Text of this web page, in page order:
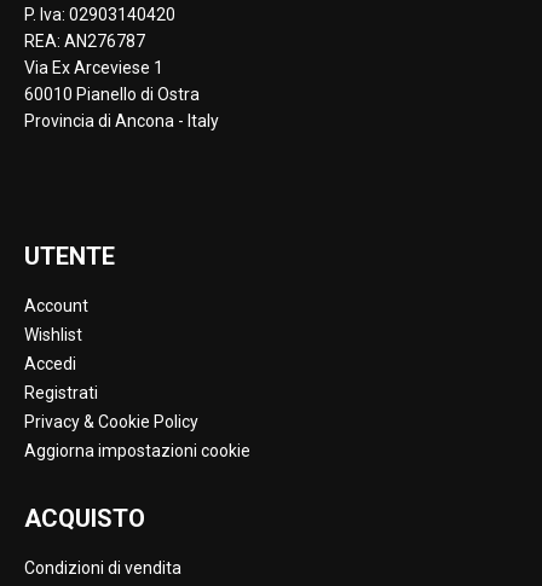
P. Iva: 02903140420
REA: AN276787
Via Ex Arceviese 1
60010 Pianello di Ostra
Provincia di Ancona - Italy
UTENTE
Account
Wishlist
Accedi
Registrati
Privacy & Cookie Policy
Aggiorna impostazioni cookie
ACQUISTO
Condizioni di vendita